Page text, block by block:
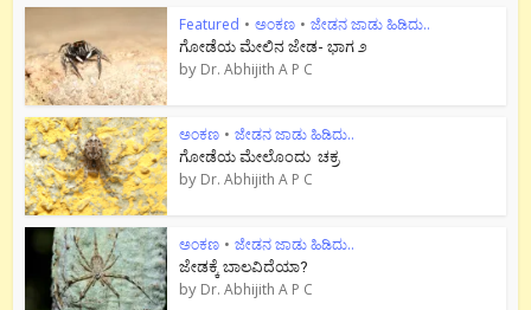
Featured • ಅಂಕಣ • ಜೇಡನ ಜಾಡು ಹಿಡಿದು..
ಗೋಡೆಯ ಮೇಲಿನ ಜೇಡ- ಭಾಗ ೨
by Dr. Abhijith A P C
ಅಂಕಣ • ಜೇಡನ ಜಾಡು ಹಿಡಿದು..
ಗೋಡೆಯ ಮೇಲೊಂದು ಚಕ್ರ
by Dr. Abhijith A P C
ಅಂಕಣ • ಜೇಡನ ಜಾಡು ಹಿಡಿದು..
ಜೇಡಕ್ಕೆ ಬಾಲವಿದೆಯಾ?
by Dr. Abhijith A P C